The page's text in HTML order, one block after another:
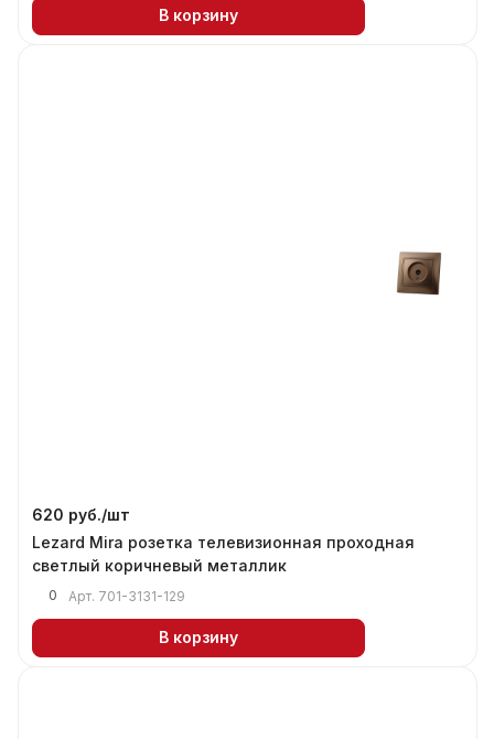
В корзину
620 руб./шт
Lezard Mira розетка телевизионная проходная
светлый коричневый металлик
0 Арт. 701-3131-129
В корзину